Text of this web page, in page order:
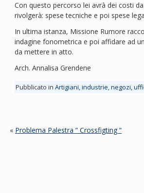
Con questo percorso lei avrà dei costi
rivolgerà: spese tecniche e poi spese
In ultima istanza, Missione Rumore
indagine fonometrica e poi affidare ad
da mettere in atto.
Arch. Annalisa Grendene
Pubblicato in Artigiani, industrie, negozi,
« Problema Palestra ” Crossfigting “